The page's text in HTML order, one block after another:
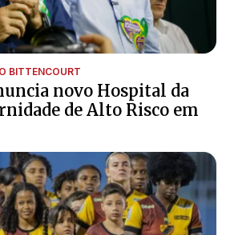
BITTENCOURT
novo Hospital da
de Alto Risco em